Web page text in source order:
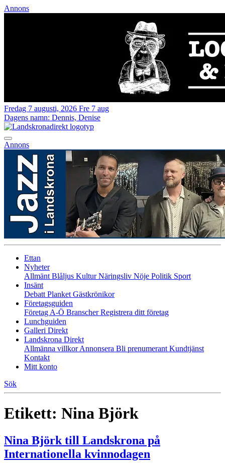
Annons
Fredag 7 augusti, 2026 Fre 7 aug
Dagens namn: Dennis, Denise
Annons
Ettan
Nyheter
Allmänt Blåljus KulturNäringsliv Nöje Politik Sport
Insänt
Debatt Planket Gästkrönikor
Företagsguiden
Företag A-Ö BranscherRegistrera ditt företag
Lunchguiden
Galleri Direkt
Landskrona Direkt
Allmänna villkorAnnonsera Bli prenumerant Kundtjänst
Kontakt
Mitt konto
Sök
Etikett: Nina Björk
Nina Björk till Landskrona på
Internationella kvinnodagen